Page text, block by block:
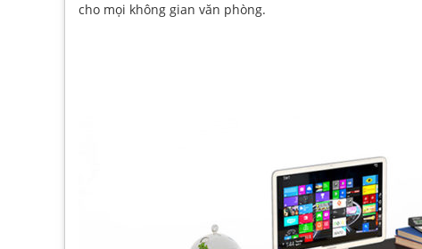
cho mọi không gian văn phòng.